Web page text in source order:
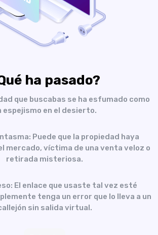
ha pasado?
que buscabas se ha esfumado como
espejismo en el desierto.
Puede que la propiedad haya
mercado, víctima de una venta veloz o
retirada misteriosa.
El enlace que usaste tal vez esté
tenga un error que lo lleva a un
sin salida virtual.